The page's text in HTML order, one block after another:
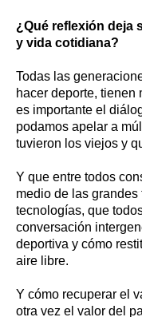
¿Qué reflexión deja
y vida cotidiana?
Todas las
hacer deporte, tienen
es importante el
podamos apelar a
tuvieron los viejos y
Y que entre todos
medio de las
tecnologías, que
conversación
deportiva y cómo
aire libre.
Y cómo recuperar el
otra vez el valor del